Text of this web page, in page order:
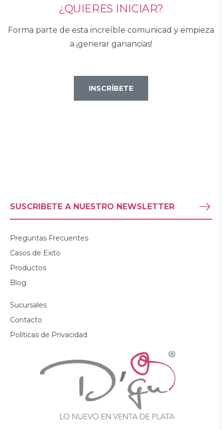
¿QUIERES INICIAR?
Forma parte de esta increíble comunicad y empieza
a ¡generar ganancias!
INSCRÍBETE
Preguntas Frecuentes
Casos de Exito
Productos
Blog
Sucursales
Contacto
Políticas de Privacidad